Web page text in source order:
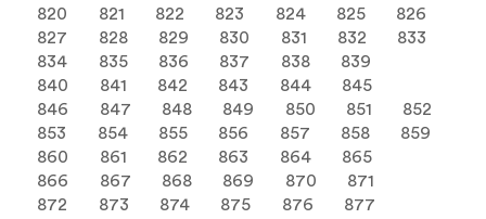
820
821 822 823 824 825
826
827
828 829 830 831 832
833
834
835 836 837 838
839
840
841 842 843 844
845
846
847 848 849 850 851
852
853
854 855 856 857 858
859
860
861 862 863 864
865
866
867 868 869 870
871
872
873 874 875 876
877